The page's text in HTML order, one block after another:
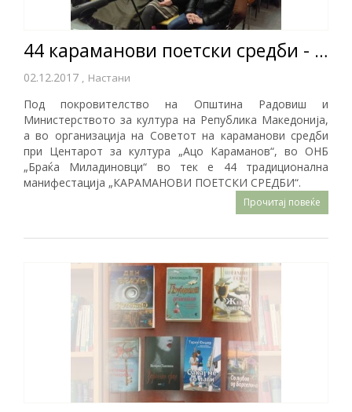
44 караманови поетски средби - книжевно дружење на поети од повеќе европски држави
02.12.2017 , Настани
Под покровителство на Општина Радовиш и
Министерството за култура на Република Македонија,
а во организација на Советот на караманови средби
при Центарот за култура „Ацо Караманов“, во ОНБ
„Браќа Миладиновци“ во тек е 44 традиционална
манифестација „КАРАМАНОВИ ПОЕТСКИ СРЕДБИ“.
Прочитај повеќе